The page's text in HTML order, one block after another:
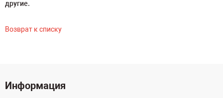
другие.
Возврат к списку
Информация